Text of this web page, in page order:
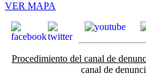
VER MAPA
Procedimiento del canal de
canal de